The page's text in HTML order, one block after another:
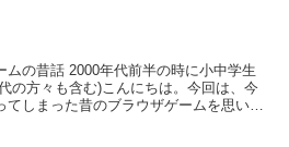
ムの昔話 2000年代前半の時に小中学生
の方々も含む)こんにちは。今回は、今
しまった昔のブラウザゲームを思い出